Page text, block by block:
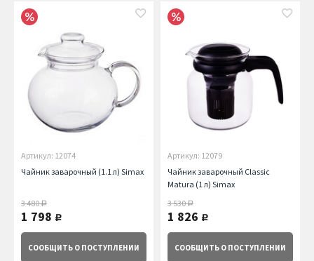
Артикул: 12074
Чайник заварочный (1.1 л) Simax
3 480руб.
1 798 руб.
СООБЩИТЬ О ПОСТУПЛЕНИИ
Артикул: 12079
Чайник заварочный Classic
Matura (1 л) Simax
3 530руб.
1 826 руб.
СООБЩИТЬ О ПОСТУПЛЕНИИ